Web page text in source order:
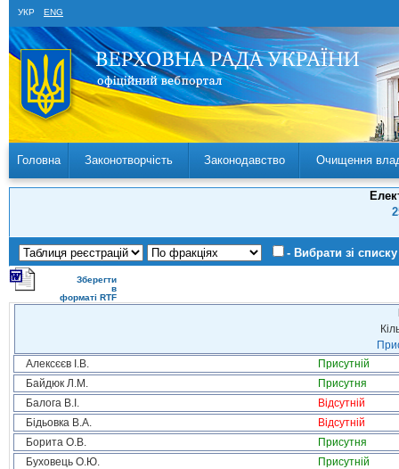
УКР ENG
Головна Законотворчість Законодавство Очищення
- Вибрати зі списку
Зберегти
в
форматі RTF
Алексєєв І.В.
Присутній
Байдюк Л.М.
Присутня
Балога В.І.
Відсутній
Бідьовка В.А.
Відсутній
Борита О.В.
Присутня
Буховець О.Ю.
Присутній